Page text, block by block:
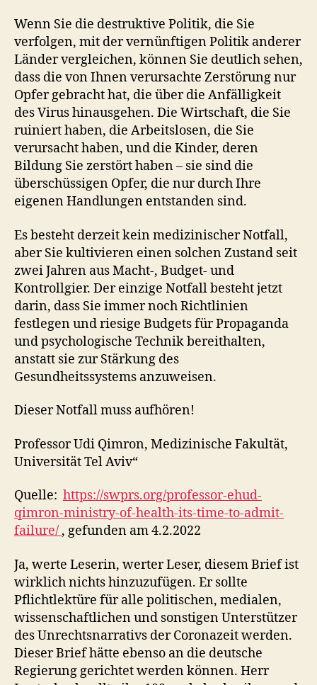
Wenn Sie die destruktive Politik, die Sie
verfolgen, mit der vernünftigen Politik anderer
Länder vergleichen, können Sie deutlich sehen,
dass die von Ihnen verursachte Zerstörung nur
Opfer gebracht hat, die über die Anfälligkeit
des Virus hinausgehen. Die Wirtschaft, die Sie
ruiniert haben, die Arbeitslosen, die Sie
verursacht haben, und die Kinder, deren
Bildung Sie zerstört haben – sie sind die
überschüssigen Opfer, die nur durch Ihre
eigenen Handlungen entstanden sind.
Es besteht derzeit kein medizinischer Notfall,
aber Sie kultivieren einen solchen Zustand seit
zwei Jahren aus Macht-, Budget- und
Kontrollgier. Der einzige Notfall besteht jetzt
darin, dass Sie immer noch Richtlinien
festlegen und riesige Budgets für Propaganda
und psychologische Technik bereithalten,
anstatt sie zur Stärkung des
Gesundheitssystems anzuweisen.
Dieser Notfall muss aufhören!
Professor Udi Qimron, Medizinische Fakultät,
Universität Tel Aviv“
Quelle: https://swprs.org/professor-ehud-
qimron-ministry-of-health-its-time-to-admit-
failure/ , gefunden am 4.2.2022
Ja, werte Leserin, werter Leser, diesem Brief ist
wirklich nichts hinzuzufügen. Er sollte
Pflichtlektüre für alle politischen, medialen,
wissenschaftlichen und sonstigen Unterstützer
des Unrechtsnarrativs der Coronazeit werden.
Dieser Brief hätte ebenso an die deutsche
Regierung gerichtet werden können. Herr